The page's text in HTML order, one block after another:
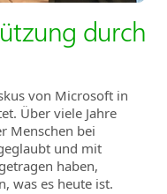
durch
von Microsoft in
Über viele Jahre
Menschen bei
und mit
haben,
was es heute ist.